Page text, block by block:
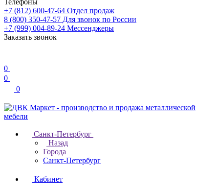
Телефоны
+7 (812) 600-47-64 Отдел продаж
8 (800) 350-47-57 Для звонок по России
+7 (999) 004-89-24 Мессенджеры
Заказать звонок
0
0
0
Санкт-Петербург
Назад
Города
Санкт-Петербург
Кабинет